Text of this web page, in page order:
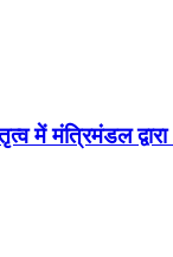
में मंत्रिमंडल